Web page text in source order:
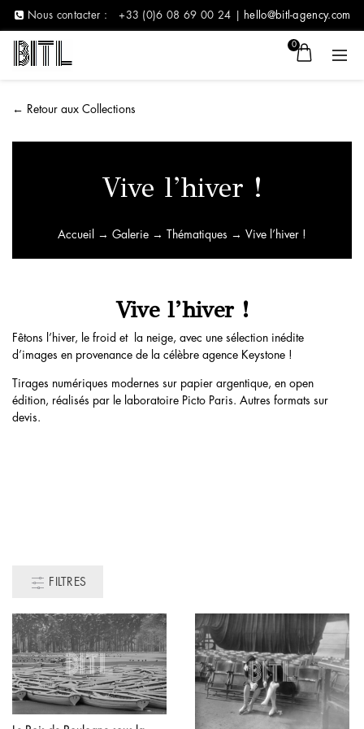
Nous contacter : +33 (0)6 08 69 00 24 | hello@bitl-agency.com
0
← Retour aux Collections
Vive l’hiver !
Accueil → Galerie → Thématiques → Vive l’hiver !
Vive l’hiver !
Fêtons l’hiver, le froid et la neige, avec une sélection inédite
d’images en provenance de la célèbre agence Keystone !
Tirages numériques modernes sur papier argentique, en open
édition, réalisés par le laboratoire Picto Paris. Autres formats sur
devis.
FILTRES